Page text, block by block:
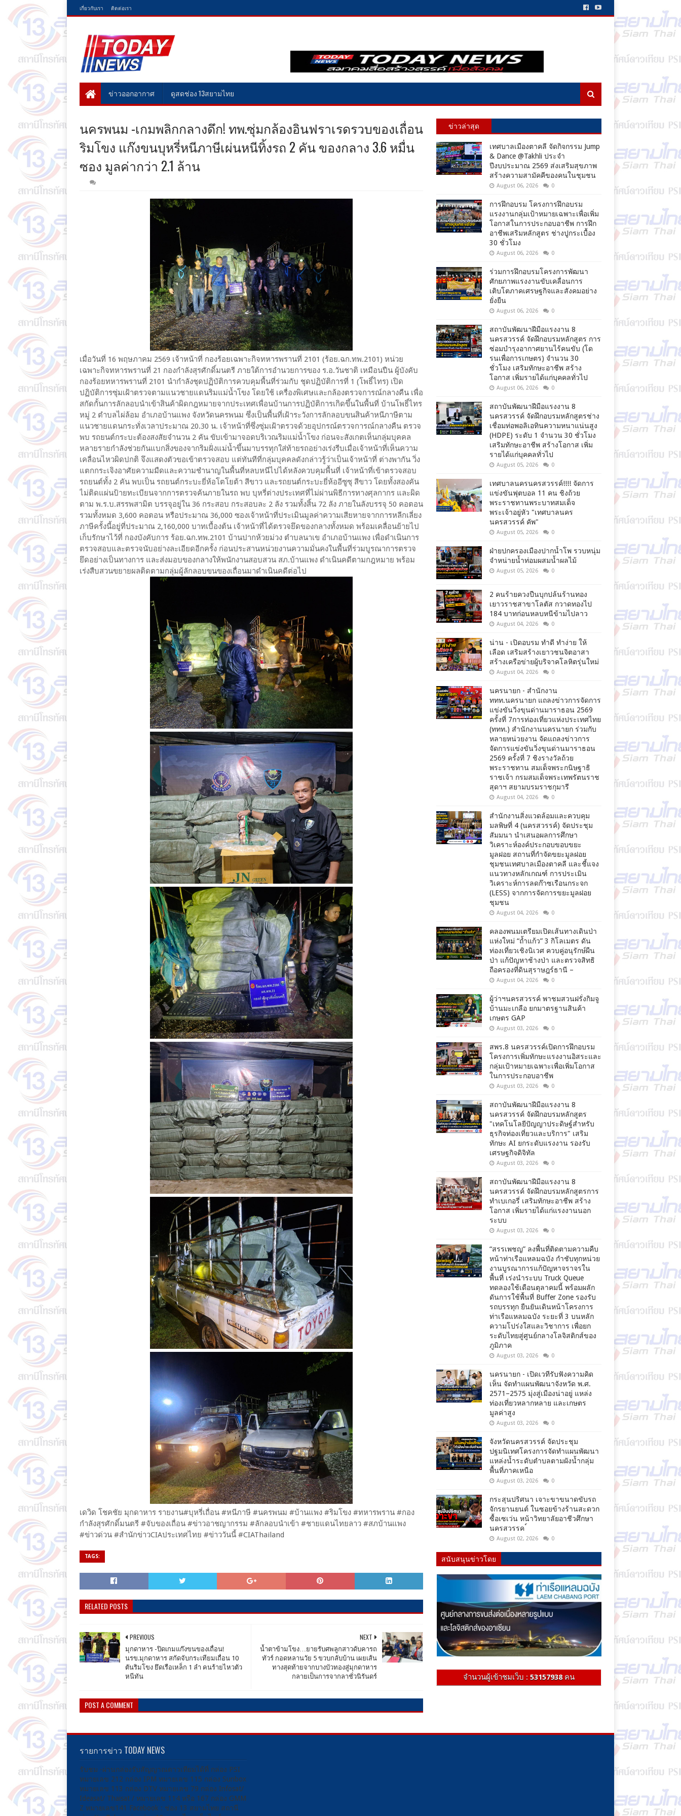
เกี่ยวกับเรา ติดต่อเรา
ข่าวออกอากาศ ดูสดช่อง 13สยามไทย
นครพนม -เกมพลิกกลางดึก! ทพ.ซุ่มกล้องอินฟราเรดรวบของเถื่อน
ริมโขง แก๊งขนบุหรี่หนีภาษีเผ่นหนีทิ้งรถ 2 คัน ของกลาง 3.6 หมื่น
ซอง มูลค่ากว่า 2.1 ล้าน
เมื่อวันที่ 16 พฤษภาคม 2569 เจ้าหน้าที่ กองร้อยเฉพาะกิจทหารพรานที่ 2101 (ร้อย.ฉก.ทพ.2101) หน่วย
เฉพาะกิจทหารพรานที่ 21 กองกำลังสุรศักดิ์มนตรี ภายใต้การอำนวยการของ ร.อ.วันชาติ เหมือนปืน ผู้บังคับ
กองร้อยทหารพรานที่ 2101 นำกำลังชุดปฏิบัติการควบคุมพื้นที่ร่วมกับ ชุดปฏิบัติการที่ 1 (โพธิ์ไทร) เปิด
ปฏิบัติการซุ่มเฝ้าตรวจตามแนวชายแดนริมแม่น้ำโขง โดยใช้ เครื่องพิเศษและกล้องตรวจการณ์กลางคืน เพื่อ
สกัดกั้นการลักลอบนำเข้าสินค้าผิดกฎหมายจากประเทศเพื่อนบ้านการปฏิบัติการเกิดขึ้นในพื้นที่ บ้านโพธิ์ไทร
หมู่ 2 ตำบลไผ่ล้อม อำเภอบ้านแพง จังหวัดนครพนม ซึ่งเป็นพื้นที่เฝ้าระวังการลักลอบขนสินค้าหนีภาษีตาม
แนวชายแดนกระทั่งเวลาประมาณ 20.30 น. เจ้าหน้าที่ซึ่งซุ่มเฝ้าตรวจด้วยอุปกรณ์ตรวจการณ์กลางคืน ตรวจ
พบ รถยนต์กระบะต้องสงสัยจำนวน 2 คัน ขับเข้ามาจอดบริเวณริมแม่น้ำโขง ก่อนจะสังเกตเห็นกลุ่มบุคคล
หลายรายกำลังช่วยกันแบกสิ่งของจากริมฝั่งแม่น้ำขึ้นมาบรรทุกใส่ท้ายรถอย่างเร่งรีบเมื่อเจ้าหน้าที่เห็นความ
เคลื่อนไหวผิดปกติ จึงแสดงตัวขอเข้าตรวจสอบ แต่ทันทีที่กลุ่มบุคคลดังกล่าวรู้ว่าเป็นเจ้าหน้าที่ ต่างพากัน วิ่ง
แตกกระเจิงอาศัยความมืดและความชำนาญในพื้นที่หลบหนีไปได้หลังควบคุมพื้นที่ เจ้าหน้าที่เข้าตรวจสอบ
รถยนต์ทั้ง 2 คัน พบเป็น รถยนต์กระบะยี่ห้อโตโยต้า สีขาว และรถยนต์กระบะยี่ห้ออีซูซุ สีขาว โดยทั้งสองคัน
ไม่ติดแผ่นป้ายทะเบียนจากการตรวจค้นภายในรถ พบ บุหรี่ต่างประเทศที่ไม่ผ่านพิธีการทางศุลกากร และผิด
ตาม พ.ร.บ.สรรพสามิต บรรจุอยู่ใน 36 กระสอบ กระสอบละ 2 ลัง รวมทั้งสิ้น 72 ลัง ภายในลังบรรจุ 50 คอตอน
รวมทั้งหมด 3,600 คอตอน หรือประมาณ 36,000 ซองเจ้าหน้าที่ประเมินมูลค่าความเสียหายจากการหลีกเลี่ยง
ภาษีครั้งนี้อยู่ที่ประมาณ 2,160,000 บาทเบื้องต้น เจ้าหน้าที่ได้ตรวจยึดของกลางทั้งหมด พร้อมเคลื่อนย้ายไป
เก็บรักษาไว้ที่ กองบังคับการ ร้อย.ฉก.ทพ.2101 บ้านปากห้วยม่วง ตำบลนาเข อำเภอบ้านแพง เพื่อดำเนินการ
ตรวจสอบและตรวจนับอย่างละเอียดอีกครั้ง ก่อนประสานหน่วยงานความมั่นคงในพื้นที่ร่วมบูรณาการตรวจ
ยึดอย่างเป็นทางการ และส่งมอบของกลางให้พนักงานสอบสวน สภ.บ้านแพง ดำเนินคดีตามกฎหมาย พร้อม
เร่งสืบสวนขยายผลติดตามกลุ่มผู้ลักลอบขนของเถื่อนมาดำเนินคดีต่อไป
เดวิด โชคชัย มุกดาหาร รายงาน#บุหรี่เถื่อน #หนีภาษี #นครพนม #บ้านแพง #ริมโขง #ทหารพราน #กอง
กำลังสุรศักดิ์มนตรี #จับของเถื่อน #ข่าวอาชญากรรม #ลักลอบนำเข้า #ชายแดนไทยลาว #สภบ้านแพง
#ข่าวด่วน #สำนักข่าวCIAประเทศไทย #ข่าววันนี้ #CIAThailand
TAGS:
RELATED POSTS
NEXT
น้ำตาข้ามโขง…ยายรับศพลูกสาวดับคารถ
ทัวร์ กอดหลานวัย 5 ขวบกลับบ้าน เผยเส้น
ทางสุดท้ายจากบางบัวทองสู่มุกดาหาร
กลายเป็นการจากลาชั่วนิรันดร์
PREVIOUS
มุกดาหาร -ปิดเกมแก๊งขนของเถื่อน!
นรข.มุกดาหาร สกัดจับกระเทียมเถื่อน 10
ตันริมโขง ยึดเรือเหล็ก 1 ลำ คนร้ายไหวตัว
หนีทัน
POST A COMMENT
ข่าวล่าสุด
เทศบาลเมืองตาคลี จัดกิจกรรม Jump
& Dance @Takhli ประจำ
ปีงบประมาณ 2569 ส่งเสริมสุขภาพ
สร้างความสามัคคีของคนในชุมชน
August 06, 2026 0
การฝึกอบรม โครงการฝึกอบรม
แรงงานกลุ่มเป้าหมายเฉพาะเพื่อเพิ่ม
โอกาสในการประกอบอาชีพ การฝึก
อาชีพเสริมหลักสูตร ช่างปูกระเบื้อง
30 ชั่วโมง
August 06, 2026 0
ร่วมการฝึกอบรมโครงการพัฒนา
ศักยภาพแรงงานขับเคลื่อนการ
เติบโตภาคเศรษฐกิจและสังคมอย่าง
ยั่งยืน
August 06, 2026 0
สถาบันพัฒนาฝีมือแรงงาน 8
นครสวรรค์ จัดฝึกอบรมหลักสูตร การ
ซ่อมบำรุงอากาศยานไร้คนขับ (โด
รนเพื่อการเกษตร) จำนวน 30
ชั่วโมง เสริมทักษะอาชีพ สร้าง
โอกาส เพิ่มรายได้แก่บุคคลทั่วไป
August 06, 2026 0
สถาบันพัฒนาฝีมือแรงงาน 8
นครสวรรค์ จัดฝึกอบรมหลักสูตรช่าง
เชื่อมท่อพอลิเอทินความหนาแน่นสูง
(HDPE) ระดับ 1 จำนวน 30 ชั่วโมง
เสริมทักษะอาชีพ สร้างโอกาส เพิ่ม
รายได้แก่บุคคลทั่วไป
August 05, 2026 0
เทศบาลนครนครสวรรค์!!!! จัดการ
แข่งขันฟุตบอล 11 คน ชิงถ้วย
พระราชทานพระบาทสมเด็จ
พระเจ้าอยู่หัว "เทศบาลนคร
นครสวรรค์ คัพ"
August 05, 2026 0
ฝ่ายปกครองเมืองปากน้ำโพ รวบหนุ่ม
จำหน่ายน้ำท่อมผสมน้ำผลไม้
August 05, 2026 0
2 คนร้ายควงปืนบุกปล้นร้านทอง
เยาวราชสาขาโลตัส กวาดทองไป
184 บาทก่อนหลบหนีข้ามไปลาว
August 04, 2026 0
น่าน - เปิดอบรม ทำดี ทำง่าย ให้
เลือด เสริมสร้างเยาวชนจิตอาสา
สร้างเครือข่ายผู้บริจาคโลหิตรุ่นใหม่
August 04, 2026 0
นครนายก - สำนักงาน
ททท.นครนายก แถลงข่าวการจัดการ
แข่งขันวิ่งขุนด่านมาราธอน 2569
ครั้งที่ 7การท่องเที่ยวแห่งประเทศไทย
(ททท.) สำนักงานนครนายก ร่วมกับ
หลายหน่วยงาน จัดแถลงข่าวการ
จัดการแข่งขันวิ่งขุนด่านมาราธอน
2569 ครั้งที่ 7 ชิงรางวัลถ้วย
พระราชทาน สมเด็จพระกนิษฐาธิ
ราชเจ้า กรมสมเด็จพระเทพรัตนราช
สุดาฯ สยามบรมราชกุมารี
August 04, 2026 0
สำนักงานสิ่งแวดล้อมและควบคุม
มลพิษที่ 4 (นครสวรรค์) จัดประชุม
สัมมนา นำเสนอผลการศึกษา
วิเคราะห์องค์ประกอบขอบขยะ
มูลฝอย สถานที่กำจัดขยะมูลฝอย
ชุมชนเทศบาลเมืองตาคลี และชี้แจง
แนวทางหลักเกณฑ์ การประเมิน
วิเคราะห์การลดก๊าซเรือนกระจก
(LESS) จากการจัดการขยะมูลฝอย
ชุมชน
August 04, 2026 0
คลองพนมเตรียมเปิดเส้นทางเดินป่า
แห่งใหม่ “ถ้ำแก้ว” 3 กิโลเมตร ดัน
ท่องเที่ยวเชิงนิเวศ ควบคู่อนุรักษ์ผืน
ป่า แก้ปัญหาช้างป่า และตรวจสิทธิ
ถือครองที่ดินสุราษฎร์ธานี –
August 04, 2026 0
ผู้ว่าฯนครสวรรค์ พาชมสวนฝรั่งกิมจู
บ้านมะเกลือ ยกมาตรฐานสินค้า
เกษตร GAP
August 03, 2026 0
สพร.8 นครสวรรค์เปิดการฝึกอบรม
โครงการเพิ่มทักษะแรงงานอิสระและ
กลุ่มเป้าหมายเฉพาะเพื่อเพิ่มโอกาส
ในการประกอบอาชีพ
August 03, 2026 0
สถาบันพัฒนาฝีมือแรงงาน 8
นครสวรรค์ จัดฝึกอบรมหลักสูตร
"เทคโนโลยีปัญญาประดิษฐ์สำหรับ
ธุรกิจท่องเที่ยวและบริการ" เสริม
ทักษะ AI ยกระดับแรงงาน รองรับ
เศรษฐกิจดิจิทัล
August 03, 2026 0
สถาบันพัฒนาฝีมือแรงงาน 8
นครสวรรค์ จัดฝึกอบรมหลักสูตรการ
ทำเบเกอรี่ เสริมทักษะอาชีพ สร้าง
โอกาส เพิ่มรายได้แก่แรงงานนอก
ระบบ
August 03, 2026 0
“สรรเพชญ” ลงพื้นที่ติดตามความคืบ
หน้าท่าเรือแหลมฉบัง กำชับทุกหน่วย
งานบูรณาการแก้ปัญหาจราจรใน
พื้นที่ เร่งนำระบบ Truck Queue
ทดลองใช้เดือนตุลาคมนี้ พร้อมผลัก
ดันการใช้พื้นที่ Buffer Zone รองรับ
รถบรรทุก ยืนยันเดินหน้าโครงการ
ท่าเรือแหลมฉบัง ระยะที่ 3 บนหลัก
ความโปร่งใสและวิชาการ เพื่อยก
ระดับไทยสู่ศูนย์กลางโลจิสติกส์ของ
ภูมิภาค
August 03, 2026 0
นครนายก - เปิดเวทีรับฟังความคิด
เห็น จัดทำแผนพัฒนาจังหวัด พ.ศ.
2571–2575 มุ่งสู่เมืองน่าอยู่ แหล่ง
ท่องเที่ยวหลากหลาย และเกษตร
มูลค่าสูง
August 03, 2026 0
จังหวัดนครสวรรค์ จัดประชุม
ปฐมนิเทศโครงการจัดทำแผนพัฒนา
แหล่งน้ำระดับตำบลตามผังน้ำกลุ่ม
พื้นที่ภาคเหนือ
August 03, 2026 0
กระสุนปริศนา เจาะขาขนาดขับรถ
จักรยานยนต์ ในซอยข้างร้านสะดวก
ซื้อเซเว่น หน้าวิทยาลัยอาชีวศึกษา
นครสวรรค ์
August 02, 2026 0
สนับสนุนข่าวโดย
จำนวนผู้เข้าชมเว็บ : 53157938คน
รายการข่าว TODAY NEWS
รับชม -ผ่านกล่องรับสัญญาณดาวเทียมได้ที่ กล่อง PSI
หมายเลข 212 กล่อง IPM หมายเลข 115 กล่อง Sunbox
หมายเลข 113 กล่อง DTV หมายเลข 79 กล่อง Infosat/
Ideasat/ Thaisat / หมายเลข 114 หรือ 167 กล่อง GMM
Z หมายเลข141 Facebook : ช่อง 13 สยามไทย สถานี